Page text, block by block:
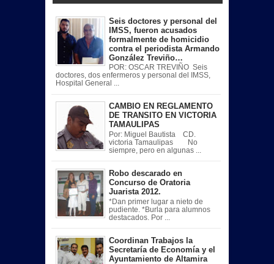
Seis doctores y personal del
IMSS, fueron acusados
formalmente de homicidio
contra el periodista Armando
González Treviño…
POR: OSCAR TREVIÑO Seis
doctores, dos enfermeros y personal del IMSS,
Hospital General ...
CAMBIO EN REGLAMENTO
DE TRANSITO EN VICTORIA
TAMAULIPAS
Por: Miguel Bautista CD.
victoria Tamaulipas No
siempre, pero en algunas ...
Robo descarado en
Concurso de Oratoria
Juarista 2012.
*Dan primer lugar a nieto de
pudiente. *Burla para alumnos
destacados. Por ...
Coordinan Trabajos la
Secretaría de Economía y el
Ayuntamiento de Altamira